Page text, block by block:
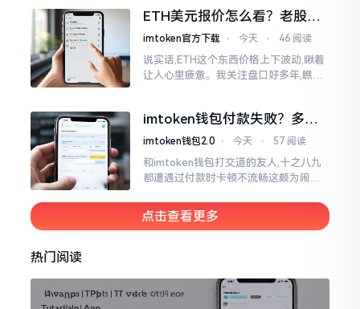
ETH美元报价怎么看？老股民
手把手教你盯盘
imtoken官方下载 ⋅ 今天 ⋅ 46 阅读
说实话,ETH这个东西价格上下波动,瞅着
让人心里疲惫。我关注盘口好多年,瞧见
判断。
imtoken钱包付款失败？多半
是这几个原因闹的
imtoken钱包2.0 ⋅ 今天 ⋅ 57 阅读
和imtoken钱包打交道的友人,十之八九
都遭遇过付款时卡顿不流畅这颇为闹心
直接弹出红色字体显示报错,情形令人焦
急得连连跺脚。实际上讲
点击查看更多
热门阅读